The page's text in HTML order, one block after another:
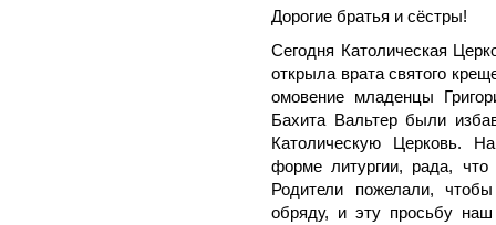
Дорогие братья и сёстры!
Сегодня Католическая
открыла врата святого
омовение младенцы
Бахита Вальтер были
Католическую Церковь.
форме литургии, рада,
Родители пожелали,
обряду, и эту просьбу